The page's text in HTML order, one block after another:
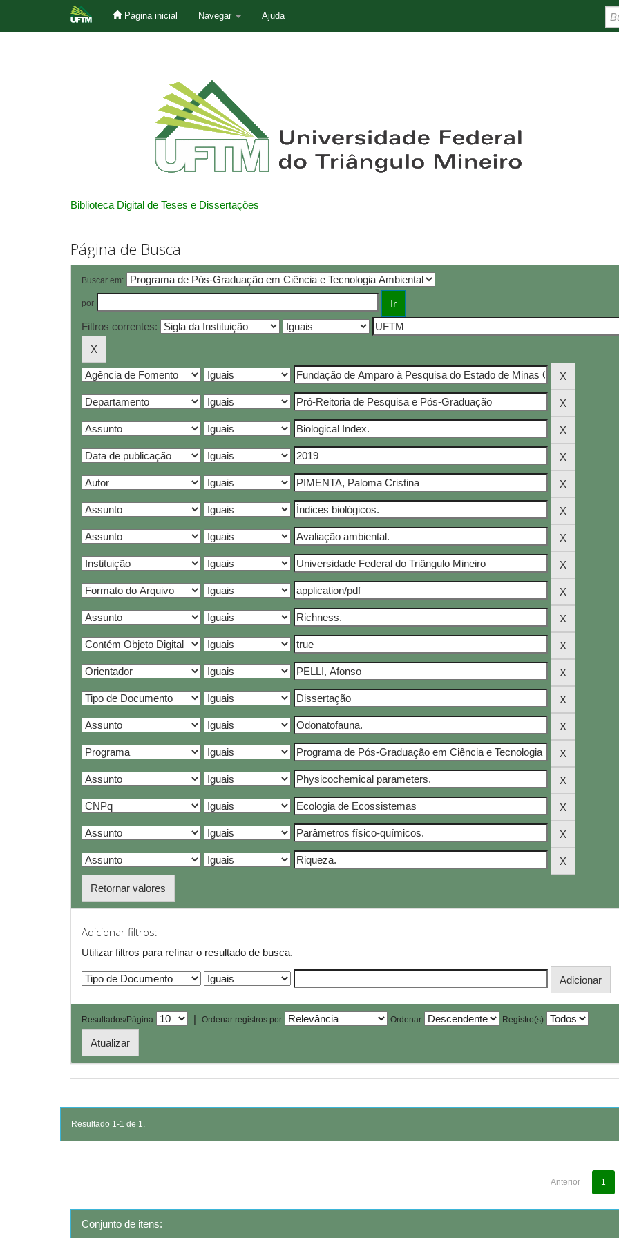
Página inicial Navegar Ajuda
Biblioteca Digital de Teses e Dissertações
Página de Busca
Buscar em:
por
Filtros correntes:
Retornar valores
Adicionar filtros:
Utilizar filtros para refinar o resultado de busca.
Resultados/Página | Ordenar registros por Ordenar Registro(s)
Resultado 1-1 de 1.
Anterior 1
Conjunto de itens: